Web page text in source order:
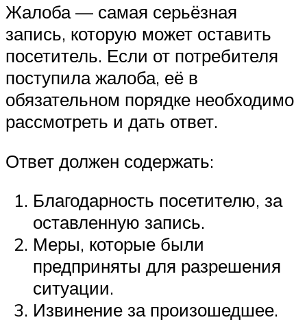
Жалоба — самая серьёзная
запись, которую может оставить
посетитель. Если от потребителя
поступила жалоба, её в
обязательном порядке необходимо
рассмотреть и дать ответ.
Ответ должен содержать:
Благодарность посетителю, за
оставленную запись.
Меры, которые были
предприняты для разрешения
ситуации.
Извинение за произошедшее.